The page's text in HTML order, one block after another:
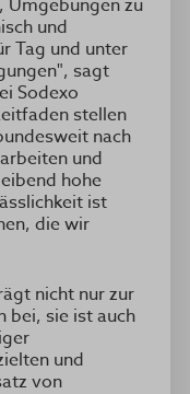
und
Tag und unter
sagt
Sodexo
stellen
nach
und
hohe
ist
die wir
nicht nur zur
bei, sie ist auch
und
von